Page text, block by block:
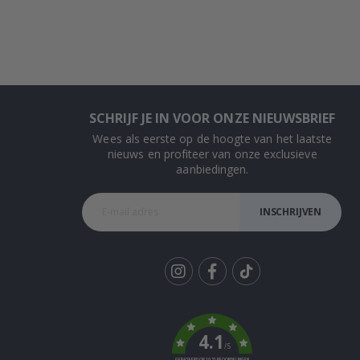
SCHRIJF JE IN VOOR ONZE NIEUWSBRIEF
Wees als eerste op de hoogte van het laatste
nieuws en profiteer van onze exclusieve
aanbiedingen.
INSCHRIJVEN
k
4.1/5